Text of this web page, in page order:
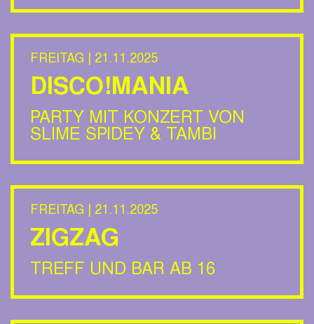
FREITAG | 21.11.2025
DISCO!MANIA
PARTY MIT KONZERT VON
SLIME SPIDEY & TAMBI
FREITAG | 21.11.2025
ZIGZAG
TREFF UND BAR AB 16